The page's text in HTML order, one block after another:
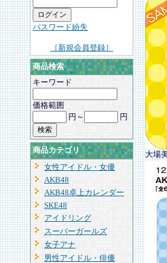
パスワード紛失
［新規会員登録］
商品検索
キーワード
価格範囲
円～
円
商品カテゴリ
女性アイドル・女優
AKB48
AKB48卓上カレンダー
SKE48
アイドリング
スーパーガールズ
女子アナ
男性アイドル・俳優
大場